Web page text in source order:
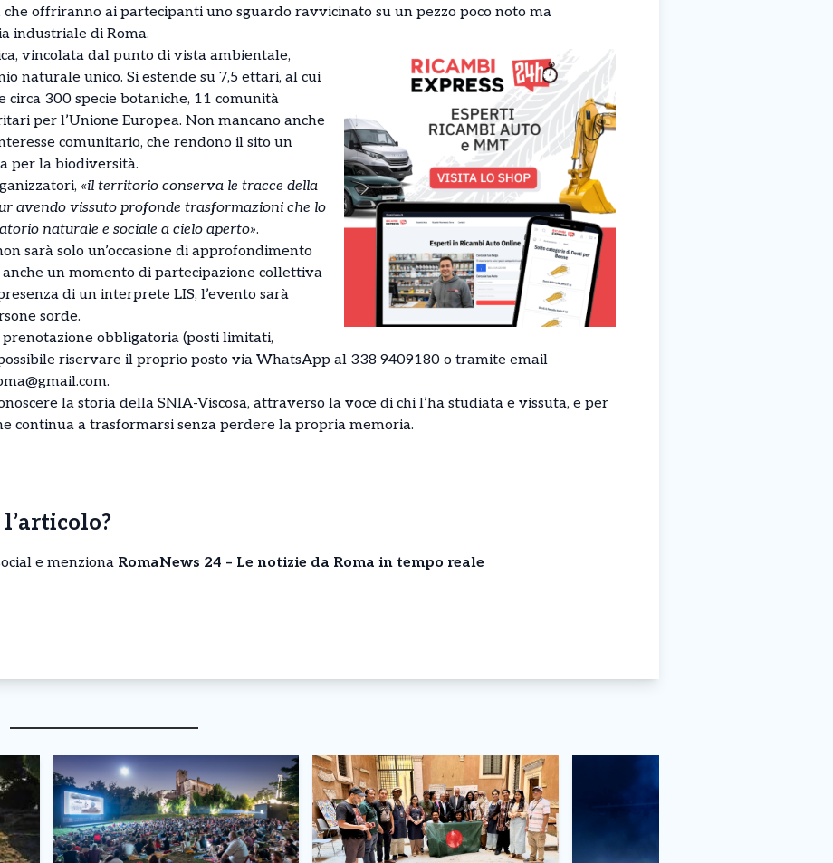
che offriranno ai partecipanti uno sguardo ravvicinato su un pezzo poco noto ma
industriale di Roma.
vincolata dal punto di vista ambientale,
naturale unico. Si estende su 7,5 ettari, al cui
circa 300 specie botaniche, 11 comunità
per l’Unione Europea. Non mancano anche
comunitario, che rendono il sito un
per la biodiversità.
«il territorio conserva le tracce della
avendo vissuto profonde trasformazioni che lo
naturale e sociale a cielo aperto».
sarà solo un’occasione di approfondimento
un momento di partecipazione collettiva
di un interprete LIS, l’evento sarà
sorde.
prenotazione obbligatoria (posti limitati,
riservare il proprio posto via WhatsApp al 338 9409180 o tramite email
.
la storia della SNIA-Viscosa, attraverso la voce di chi l’ha studiata e vissuta, e per
continua a trasformarsi senza perdere la propria memoria.
e menziona RomaNews 24 – Le notizie da Roma in tempo reale